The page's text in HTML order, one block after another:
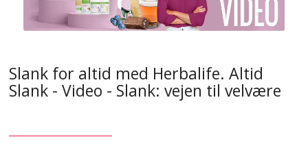
Slank for altid med Herbalife. Altid
Slank - Video - Slank: vejen til velvære